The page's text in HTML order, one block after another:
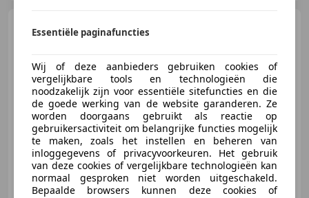
€ 5.945
09/2012 105.000 km Benzine
51 kW (69 PK)
Essentiële paginafuncties
Wij of deze aanbieders gebruiken cookies of
vergelijkbare tools en technologieën die
noodzakelijk zijn voor essentiële sitefuncties en die
de goede werking van de website garanderen. Ze
worden doorgaans gebruikt als reactie op
gebruikersactiviteit om belangrijke functies mogelijk
te maken, zoals het instellen en beheren van
inloggegevens of privacyvoorkeuren. Het gebruik
van deze cookies of vergelijkbare technologieën kan
normaal gesproken niet worden uitgeschakeld.
Bepaalde browsers kunnen deze cookies of